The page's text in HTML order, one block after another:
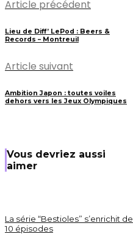
Article précédent
Lieu de Diff’ LePod : Beers &
Records – Montreuil
Article suivant
Ambition Japon : toutes voiles
dehors vers les Jeux Olympiques
Vous devriez aussi
aimer
La série “Bestioles” s’enrichit de
10 épisodes